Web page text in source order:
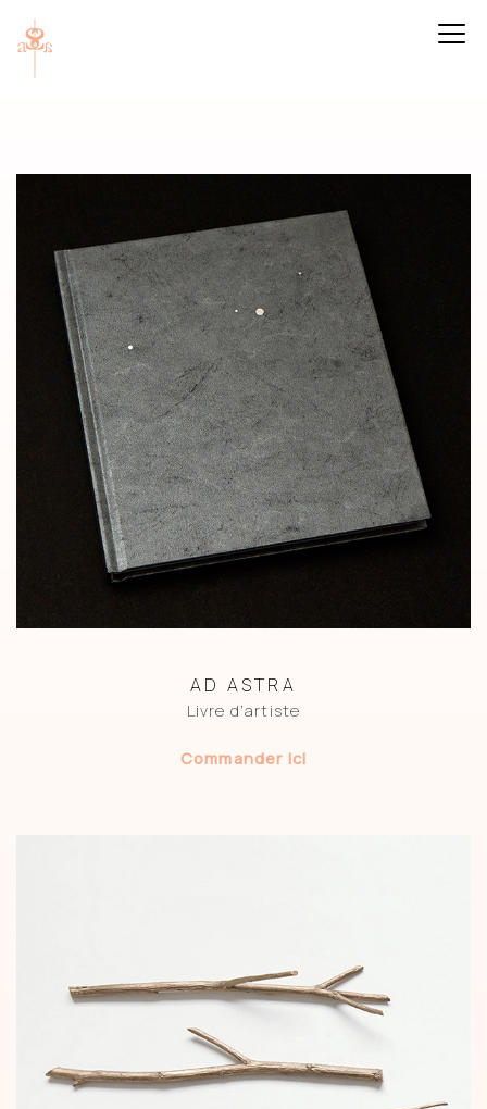
AD ASTRA
Livre d’artiste
Commander ici